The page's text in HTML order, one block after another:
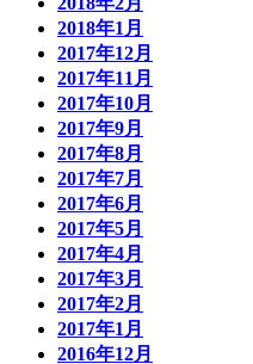
2018年1月
2017年12月
2017年11月
2017年10月
2017年9月
2017年8月
2017年7月
2017年6月
2017年5月
2017年4月
2017年3月
2017年2月
2017年1月
2016年12月